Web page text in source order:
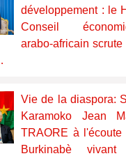
développement : le
Conseil
arabo-africain scrute
Vie de la diaspora:
Karamoko Jean
TRAORE à l'écoute
Burkinabè